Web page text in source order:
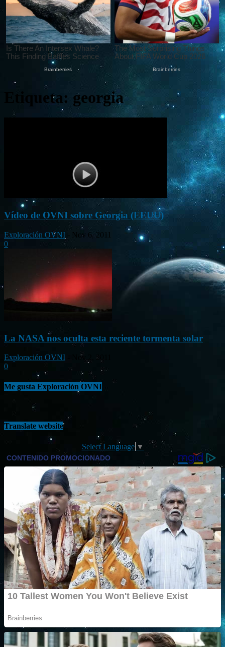
Etiqueta: georgia
Vídeo de OVNI sobre Georgia (EEUU)
Exploración OVNI
Nov 6, 2011
0
La NASA nos oculta esta reciente tormenta solar
Exploración OVNI
Nov 2, 2011
0
Me gusta Exploración OVNI
Translate website
Select Language ▼